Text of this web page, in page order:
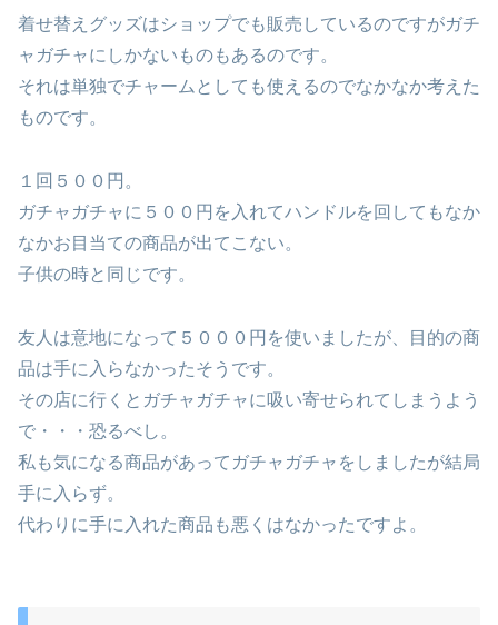
着せ替えグッズはショップでも販売しているのですがガチ
ャガチャにしかないものもあるのです。
それは単独でチャームとしても使えるのでなかなか考えた
ものです。
１回５００円。
ガチャガチャに５００円を入れてハンドルを回してもなか
なかお目当ての商品が出てこない。
子供の時と同じです。
友人は意地になって５０００円を使いましたが、目的の商
品は手に入らなかったそうです。
その店に行くとガチャガチャに吸い寄せられてしまうよう
で・・・恐るべし。
私も気になる商品があってガチャガチャをしましたが結局
手に入らず。
代わりに手に入れた商品も悪くはなかったですよ。